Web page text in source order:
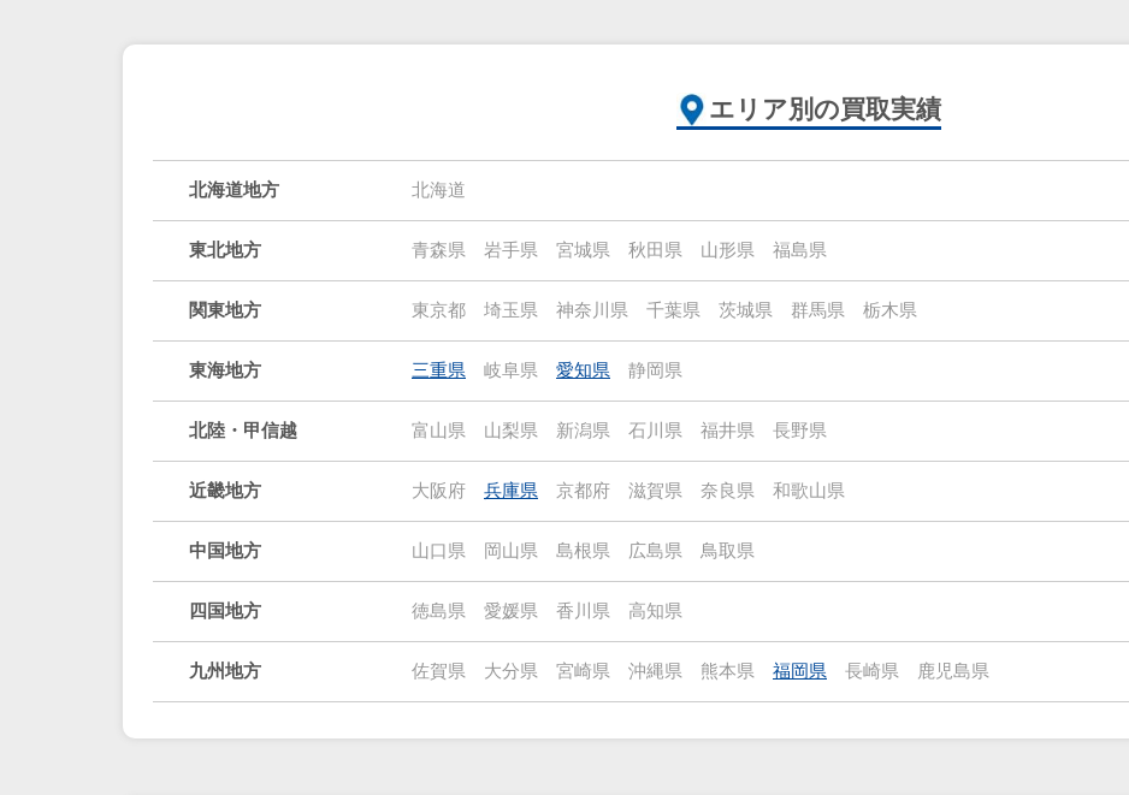
エリア別の買取実績
北海道地方 北海道
東北地方 青森県 岩手県 宮城県 秋田県 山形県 福島県
関東地方 東京都 埼玉県 神奈川県 千葉県 茨城県 群馬県 栃木県
東海地方 三重県 岐阜県 愛知県 静岡県
北陸・甲信越 富山県 山梨県 新潟県 石川県 福井県 長野県
近畿地方 大阪府 兵庫県 京都府 滋賀県 奈良県 和歌山県
中国地方 山口県 岡山県 島根県 広島県 鳥取県
四国地方 徳島県 愛媛県 香川県 高知県
九州地方 佐賀県 大分県 宮崎県 沖縄県 熊本県 福岡県 長崎県 鹿児島県